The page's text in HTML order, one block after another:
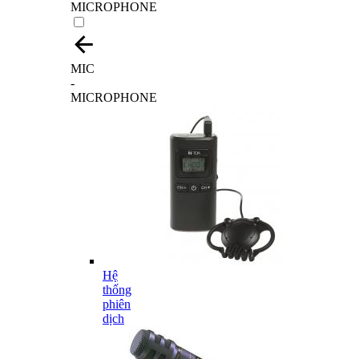
MICROPHONE
MIC
-
MICROPHONE
Hệ
thống
phiên
dịch